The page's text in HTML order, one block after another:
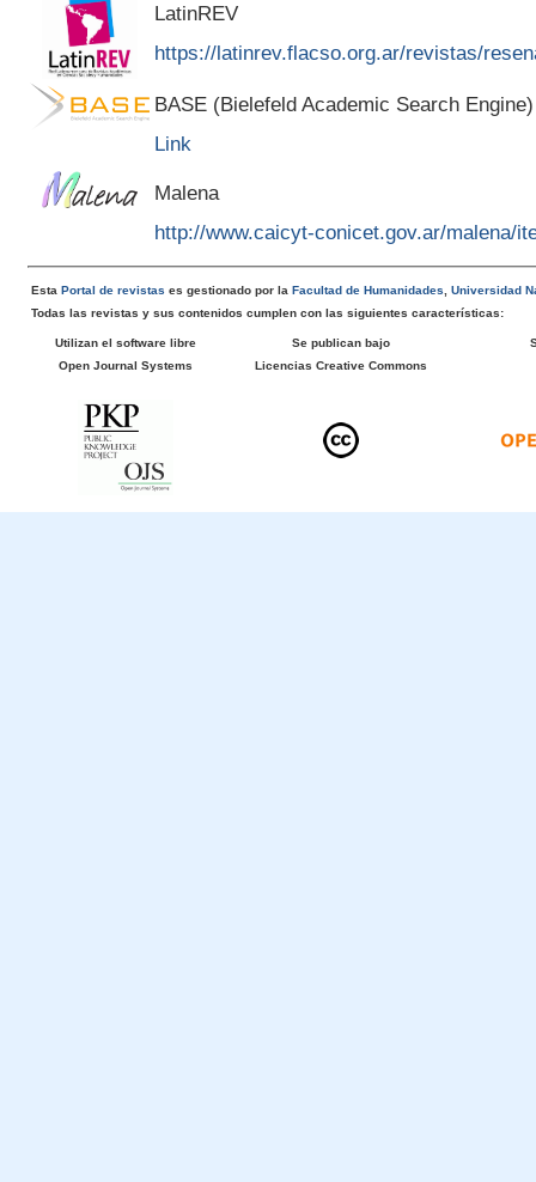
LatinREV
https://latinrev.flacso.org.ar/revistas/
BASE (Bielefeld Academic Search Engine)
Link
Malena
http://www.caicyt-conicet.gov.ar/malena/
EstaPortal de revistas es gestionado por laFacultad de Humanidades,Universidad
Todas las revistas y sus contenidos cumplen con las siguientes características:
Utilizan el software libre
Open Journal Systems
Se publican bajo
Licencias Creative Commons